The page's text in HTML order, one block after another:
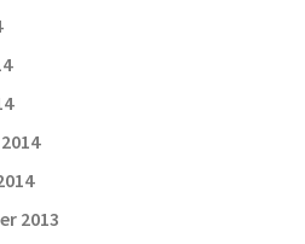
2013